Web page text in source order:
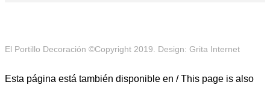
El Portillo Decoración ©Copyright 2019. Design: Grita Internet
Esta página está también disponible en / This page is also